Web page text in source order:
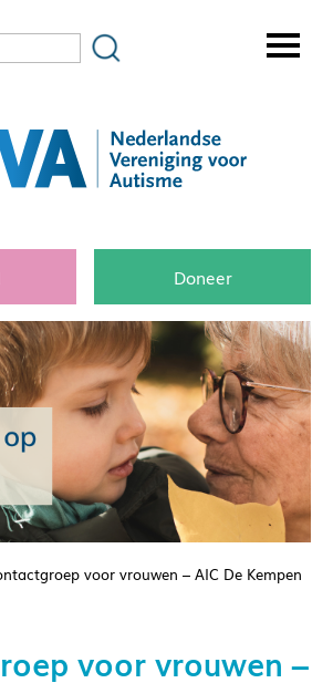
Doneer
voor vrouwen – AIC De Kempen
voor vrouwen –